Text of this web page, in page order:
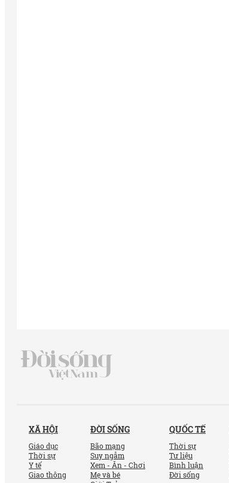
XÃ HỘI
Giáo dục
Thời sự
Y tế
Giao thông
ĐỜI SỐNG
Bão mạng
Suy ngẫm
Xem - Ăn - Chơi
Mẹ và bé
QUỐC TẾ
Thời sự
Tư liệu
Bình luận
Đời sống